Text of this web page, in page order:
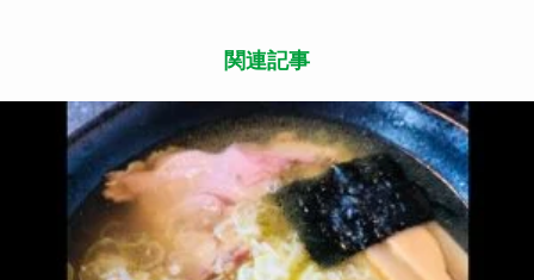
関連記事